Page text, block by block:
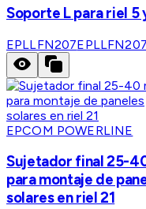
Soporte L para riel 5
EPLLFN207EPLLFN207
EPCOM POWERLINE
Sujetador final 25-
para montaje de
solares en riel 21